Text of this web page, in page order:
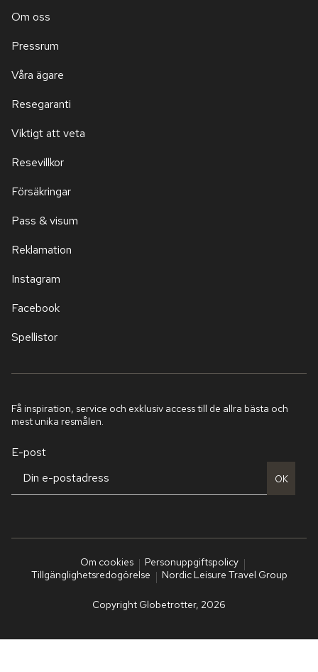
Om oss
Pressrum
Våra ägare
Resegaranti
Viktigt att veta
Resevillkor
Försäkringar
Pass & visum
Reklamation
Instagram
Facebook
Spellistor
Få inspiration, service och exklusiv access till de allra bästa och
mest unika resmålen.
E-post
OK
Om cookies
Personuppgiftspolicy
Tillgänglighetsredogörelse
Nordic Leisure Travel Group
Copyright Globetrotter, 2026